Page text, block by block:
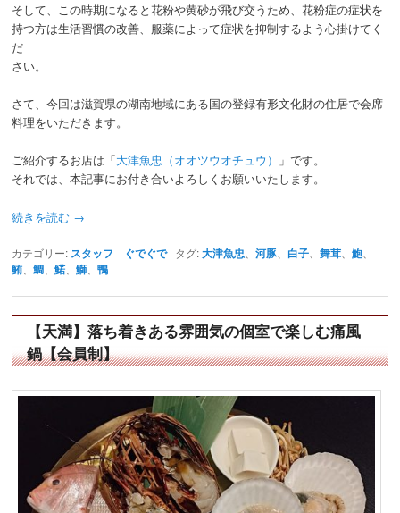
そして、この時期になると花粉や黄砂が飛び交うため、花粉症の症状を
持つ方は生活習慣の改善、服薬によって症状を抑制するよう心掛けてく
だ
さい。
さて、今回は滋賀県の湖南地域にある国の登録有形文化財の住居で会席
料理をいただきます。
ご紹介するお店は「大津魚忠（オオツウオチュウ）
」です。
それでは、本記事にお付き合いよろしくお願いいたします。
続きを読む →
カテゴリー: スタッフ ぐでぐで | タグ: 大津魚忠 、河豚 白子 、舞茸 、鮑、
鮪 、鯛 、鰙、鰤 、鴨
【天満】落ち着きある雰囲気の個室で楽しむ痛風
鍋【会員制】